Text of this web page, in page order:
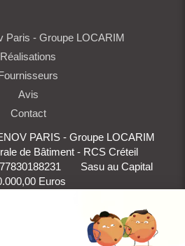
Paris - Groupe LOCARIM
Réalisations
Avis
Contact
PARIS - Groupe LOCARIM
de Bâtiment - RCS Créteil
Sasu au Capital
Euros